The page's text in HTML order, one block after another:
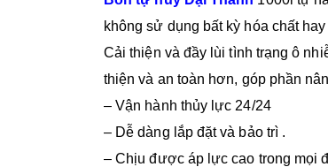
không sử dụng bất kỳ hóa chất
Cải thiện và đầy lùi tình trạng ô
thiện và an toàn hơn, góp phần
– Vận hành thủy lực 24/24
– Dễ dàng lắp đặt và bảo trì .
– Chịu được áp lực cao trong mọi